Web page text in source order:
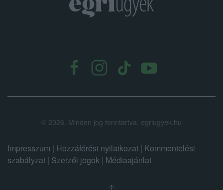
© 2026. Minden jog fenntartva. egriugyek.hu
Impresszum | Hozzáférési nyilatkozat | Kommentelési
szabályzat | Szerzői jogok | Médiaajánlat